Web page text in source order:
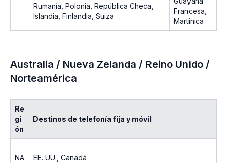
Rumanía, Polonia, República Checa,
Islandia, Finlandia, Suiza
Francesa,
Martinica
Australia / Nueva Zelanda / Reino Unido /
Norteamérica
Re
gi
ón
Destinos de telefonía fija y móvil
NA EE. UU., Canadá